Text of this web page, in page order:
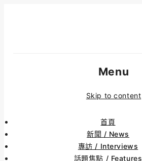
Menu
Skip to content
首頁
新聞 / News
專訪 / Interviews
話題焦點 / Features